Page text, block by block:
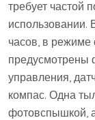
требует частой
использовании.
часов, в режиме
предусмотрены
управления,
компас. Одна
фотовспышкой,